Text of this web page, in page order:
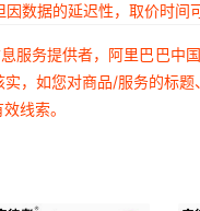
数据的延迟性，取价时间
服务提供者，阿里巴巴
，如您对商品/服务的标
线索。